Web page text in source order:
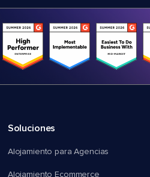
Soluciones
Alojamiento para Agencias
Alojamiento Ecommerce